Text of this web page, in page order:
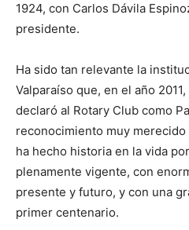
1924, con Carlos Dávila
presidente.
Ha sido tan relevante la
Valparaíso que, en el año
declaró al Rotary Club como
reconocimiento muy
ha hecho historia en la vida
plenamente vigente, con
presente y futuro, y con una
primer centenario.